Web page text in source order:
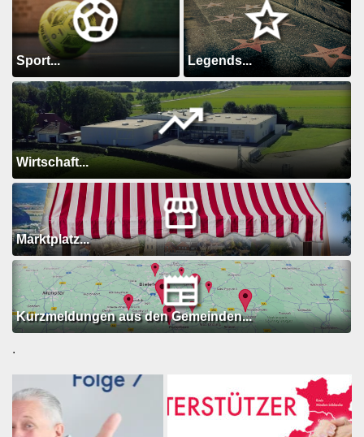
Sport... Legends...
Wirtschaft...
Marktplatz...
Kurzmeldungen aus den Gemeinden...
.